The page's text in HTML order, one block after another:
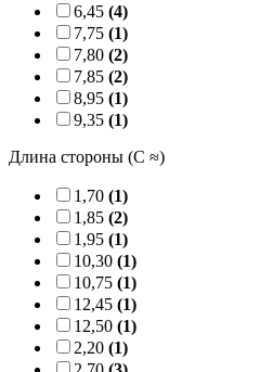
6,45 (4)
7,75 (1)
7,80 (2)
7,85 (2)
8,95 (1)
9,35 (1)
Длина стороны (C ≈)
1,70 (1)
1,85 (2)
1,95 (1)
10,30 (1)
10,75 (1)
12,45 (1)
12,50 (1)
2,20 (1)